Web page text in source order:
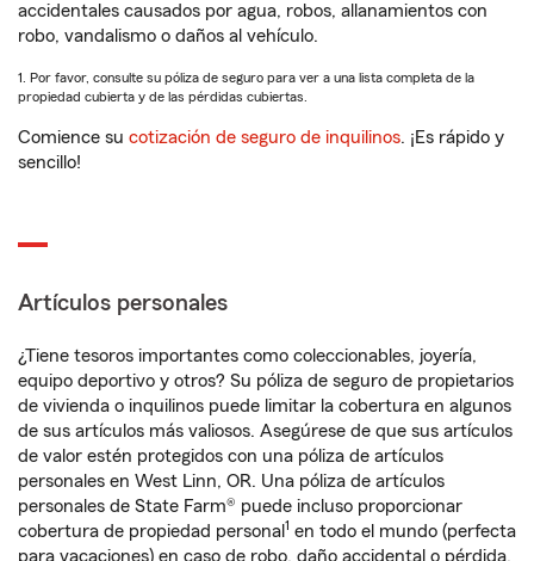
accidentales causados por agua, robos, allanamientos con
robo, vandalismo o daños al vehículo.
1. Por favor, consulte su póliza de seguro para ver a una lista completa de la
propiedad cubierta y de las pérdidas cubiertas.
Comience su cotización de seguro de inquilinos. ¡Es rápido y
sencillo!
Artículos personales
¿Tiene tesoros importantes como coleccionables, joyería,
equipo deportivo y otros? Su póliza de seguro de propietarios
de vivienda o inquilinos puede limitar la cobertura en algunos
de sus artículos más valiosos. Asegúrese de que sus artículos
de valor estén protegidos con una póliza de artículos
personales en West Linn, OR. Una póliza de artículos
personales de State Farm® puede incluso proporcionar
cobertura de propiedad personal 1 en todo el mundo (perfecta
para vacaciones) en caso de robo, daño accidental o pérdida.